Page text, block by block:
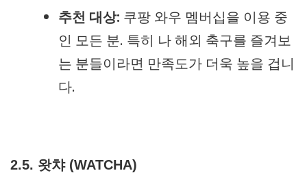
추천 대상: 쿠팡 와우 멤버십을 이용 중
인 모든 분. 특히 나 해외 축구를 즐겨보
는 분들이라면 만족도가 더욱 높을 겁니
다.
2.5. 왓챠 (WATCHA)